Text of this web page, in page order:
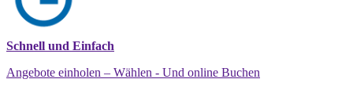
Schnell und Einfach
Angebote einholen – Wählen - Und online Buchen